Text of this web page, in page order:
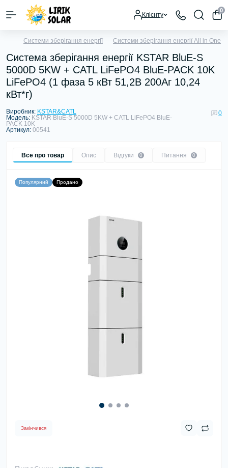
Клієнту
0
Системи зберігання енергії Системи зберігання енергії All in One
Система зберігання енергії KSTAR BluE-S
5000D 5KW + CATL LiFePO4 BluE-PACK 10K
LiFePO4 (1 фаза 5 кВт 51,2В 200Аг 10,24
кВт*г)
Виробник: KSTAR&CATL
Модель: KSTAR BluE-S 5000D 5KW + CATL LiFePO4 BluE-
PACK 10K
Артикул: 00541
0
Все про товар Опис Відгуки 0 Питання 0
Популярний Продано
Закінчився